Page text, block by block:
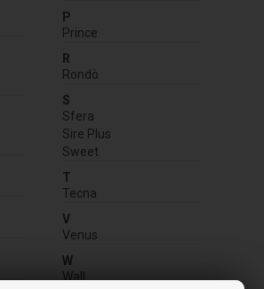
P
Prince
R
Rondò
S
Sfera
Sire Plus
Sweet
T
Tecna
V
Venus
W
Wall